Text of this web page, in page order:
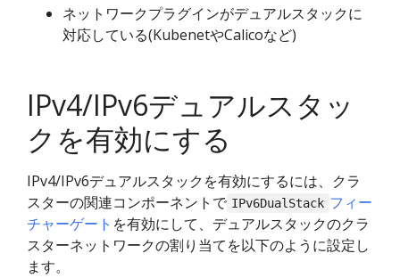
ネットワークプラグインがデュアルスタックに
対応している(KubenetやCalicoなど)
IPv4/IPv6デュアルスタッ
クを有効にする
IPv4/IPv6デュアルスタックを有効にするには、クラ
スターの関連コンポーネントで IPv6DualStack フィー
チャーゲート を有効にして、デュアルスタックのクラ
スターネットワークの割り当てを以下のように設定し
ます。